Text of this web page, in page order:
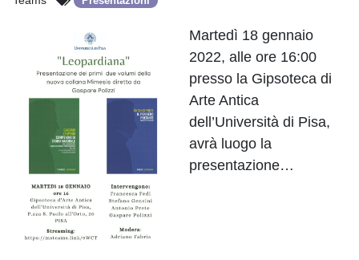
Martedì 18 gennaio
2022, alle ore 16:00
presso la Gipsoteca di
Arte Antica
dell’Università di Pisa,
avrà luogo la
presentazione…